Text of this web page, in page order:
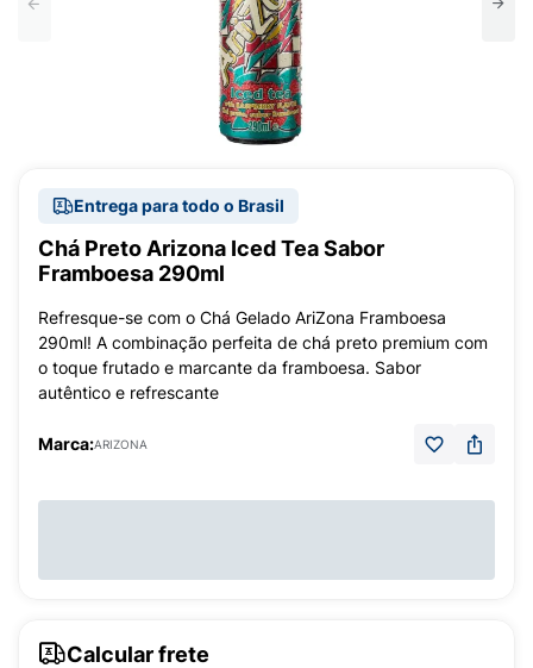
Entrega para todo o Brasil
Chá Preto Arizona Iced Tea Sabor
Framboesa 290ml
Refresque-se com o Chá Gelado AriZona Framboesa
290ml! A combinação perfeita de chá preto premium com
o toque frutado e marcante da framboesa. Sabor
autêntico e refrescante
Marca:ARIZONA
Calcular frete